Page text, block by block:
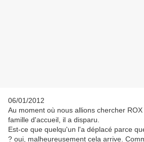
06/01/2012
Au moment où nous allions chercher
famille d'accueil, il a disparu.
Est-ce que quelqu'un l'a déplacé parce
? oui, malheureusement cela arrive.